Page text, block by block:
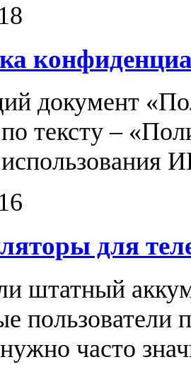
документ
тексту –
для
штатный
пользователи
часто